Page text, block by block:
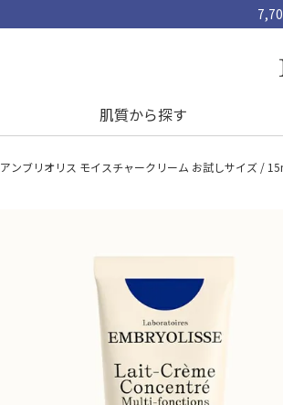
肌質から探す
アンブリオリス モイスチャークリーム お試しサイズ /